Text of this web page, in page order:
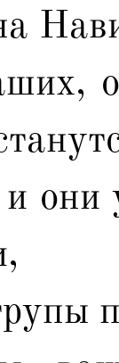
и